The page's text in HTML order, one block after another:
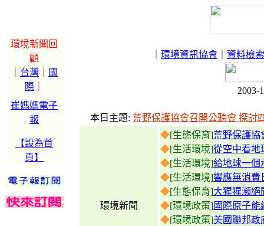
環境新聞回
顧
台灣
國
際
崔媽媽電子
報
【設為首
頁】
環境資訊協會 資料檢索
2003-
本日主題: 荒野保護協會召開公聽會 探討
環境新聞
◆[生態保育]荒野保護協
◆[生活環境]從空中看地
◆[生活環境]給地球一個
◆[生活環境]響應無消費
◆[生態保育]大猩猩瀕絕
◆[環境政策]國際原子
◆[環境政策]美國聯邦政